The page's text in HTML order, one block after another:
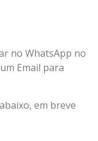
no WhatsApp no
Email para
em breve